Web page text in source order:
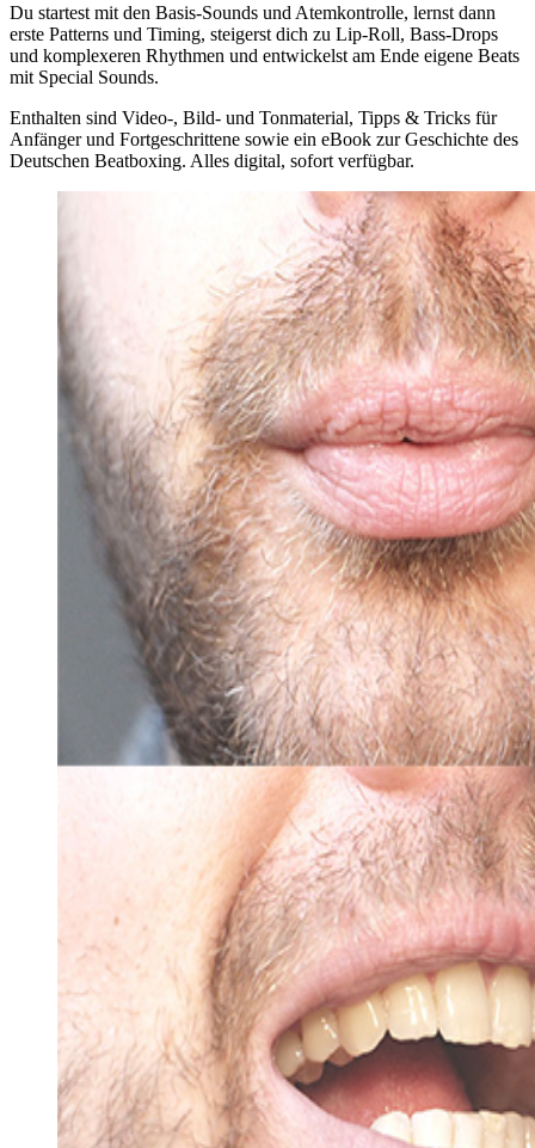
Du startest mit den Basis-Sounds und Atemkontrolle, lernst dann
erste Patterns und Timing, steigerst dich zu Lip-Roll, Bass-Drops
und komplexeren Rhythmen und entwickelst am Ende eigene Beats
mit Special Sounds.
Enthalten sind Video-, Bild- und Tonmaterial, Tipps & Tricks für
Anfänger und Fortgeschrittene sowie ein eBook zur Geschichte des
Deutschen Beatboxing. Alles digital, sofort verfügbar.